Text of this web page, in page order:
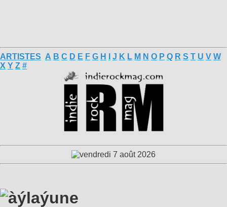
ARTISTES A B C D E F G H J K L M N O P Q R S T U V W
X Y Z #